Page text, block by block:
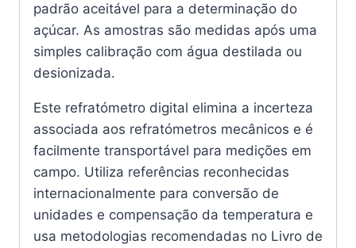
padrão aceitável para a determinação do
açúcar. As amostras são medidas após uma
simples calibração com água destilada ou
desionizada.
Este refratómetro digital elimina a incerteza
associada aos refratómetros mecânicos e é
facilmente transportável para medições em
campo. Utiliza referências reconhecidas
internacionalmente para conversão de
unidades e compensação da temperatura e
usa metodologias recomendadas no Livro de